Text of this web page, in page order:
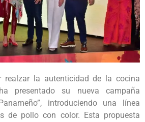
realzar la autenticidad de la cocina
presentado su nueva campaña
introduciendo una línea
de pollo con color. Esta propuesta